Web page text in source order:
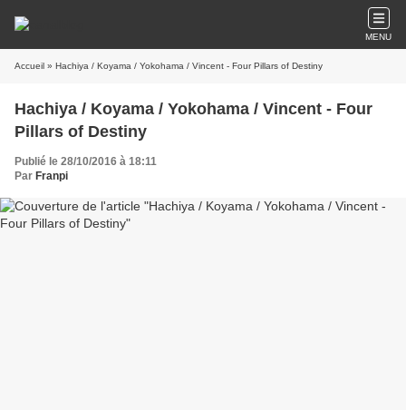
MENU
Accueil » Hachiya / Koyama / Yokohama / Vincent - Four Pillars of Destiny
Hachiya / Koyama / Yokohama / Vincent - Four
Pillars of Destiny
Publié le 28/10/2016 à 18:11
Par Franpi